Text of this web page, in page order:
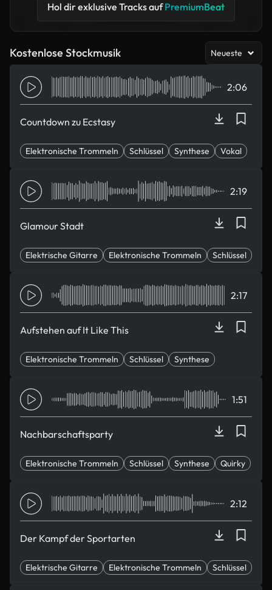
Hol dir exklusive Tracks aufPremiumBeat
Kostenlose Stockmusik Neueste
Countdown zu Ecstasy
2:06
Elektronische Trommeln Schlüssel Synthese
Vokal
Glamour Stadt
2:19
Elektrische Gitarre Elektronische Trommeln
Schlüssel
Aufstehen auf It Like This
2:17
Elektronische Trommeln Schlüssel
Synthese
Nachbarschaftsparty
1:51
Elektronische Trommeln Schlüssel Synthese
Quirky
Der Kampf der Sportarten
2:12
Elektrische Gitarre Elektronische Trommeln
Schlüssel